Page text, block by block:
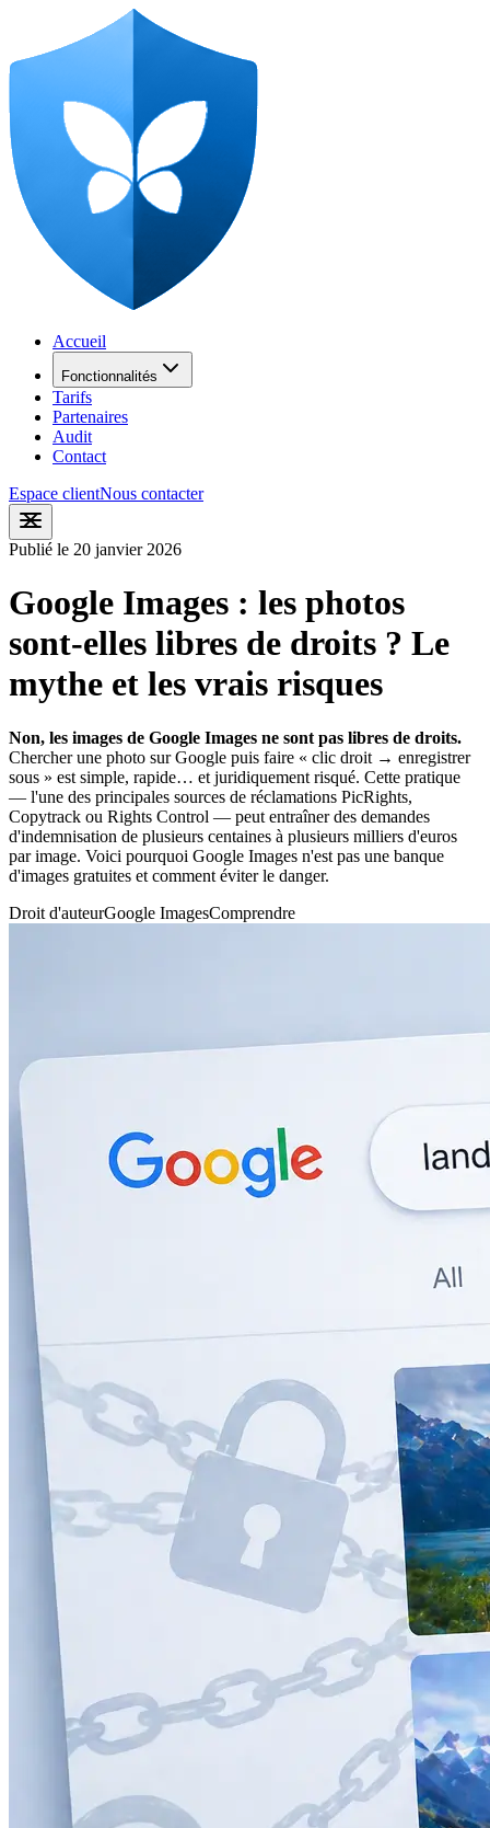
Accueil
Fonctionnalités
Tarifs
Partenaires
Audit
Contact
Espace clientNous contacter
Publié le 20 janvier 2026
Google Images : les photos
sont-elles libres de droits ? Le
mythe et les vrais risques
Non, les images de Google Images ne sont pas libres de droits.
Chercher une photo sur Google puis faire « clic droit → enregistrer
sous » est simple, rapide… et juridiquement risqué. Cette pratique
— l'une des principales sources de réclamations PicRights,
Copytrack ou Rights Control — peut entraîner des demandes
d'indemnisation de plusieurs centaines à plusieurs milliers d'euros
par image. Voici pourquoi Google Images n'est pas une banque
d'images gratuites et comment éviter le danger.
Droit d'auteurGoogle ImagesComprendre